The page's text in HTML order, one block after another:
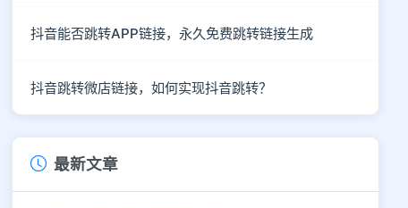
抖音能否跳转APP链接，永久免费跳转链接生成
抖音跳转微店链接，如何实现抖音跳转？
最新文章